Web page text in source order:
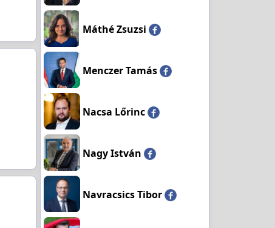
Máthé Zsuzsi
Menczer Tamás
Nacsa Lőrinc
Nagy István
Navracsics Tibor